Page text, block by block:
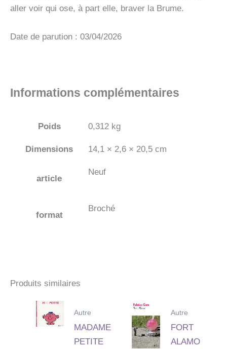
aller voir qui ose, à part elle, braver la Brume.
Date de parution : 03/04/2026
Informations complémentaires
Poids 0,312 kg
Dimensions 14,1 × 2,6 × 20,5 cm
article
Neuf
format
Broché
Produits similaires
Autre
MADAME
PETITE
Autre
FORT
ALAMO